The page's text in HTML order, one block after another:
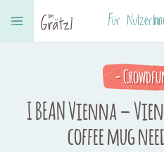
Für
-
I BEAN Vienna –
coffee mug